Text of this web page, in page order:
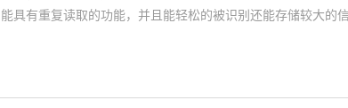
能具有重复读取的功能，并且能轻松的被识别还能存储较大的
下文小编的讲述：第一、适应能力好电子标签也是具有良好耐
读取影响。因此可见电子标签在使用上适应能力好能满足不同